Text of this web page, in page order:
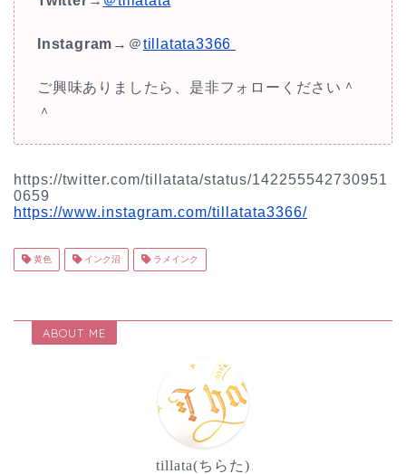
Instagram →＠tillatata3366
ご興味ありましたら、是非フォローください＾
＾
https://twitter.com/tillatata/status/142255542730951
0659
https://www.instagram.com/tillatata3366/
黄色 インク沼 ラメインク
ABOUT ME
tillata(ちらた)